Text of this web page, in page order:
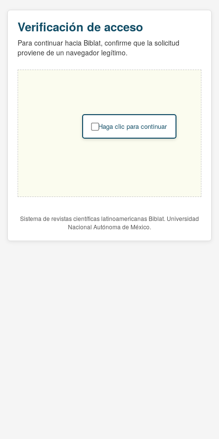
Verificación de acceso
Para continuar hacia Biblat, confirme que la solicitud
proviene de un navegador legítimo.
Haga clic para continuar
Sistema de revistas científicas latinoamericanas Biblat. Universidad
Nacional Autónoma de México.